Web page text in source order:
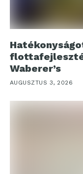
Waberer’s
AUGUSZTUS 3, 2026